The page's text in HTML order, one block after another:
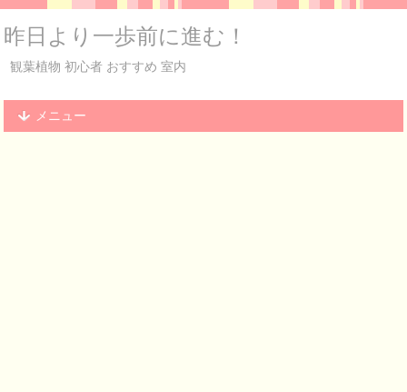
昨日より一歩前に進む！
観葉植物 初心者 おすすめ 室内
メニュー